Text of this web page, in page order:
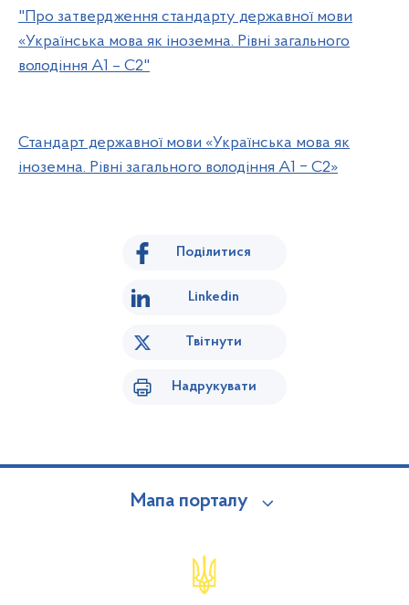
"Про затвердження стандарту державної мови
«Українська мова як іноземна. Рівні загального
володіння А1 – С2"
Стандарт державної мови «Українська мова як
іноземна. Рівні загального володіння А1 ‒ С2»
Поділитися
Linkedin
Твітнути
Надрукувати
Мапа порталу